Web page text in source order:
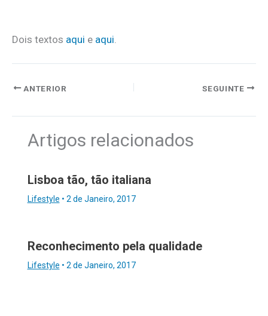
Dois textos aqui e aqui.
ANTERIOR SEGUINTE
Artigos relacionados
Lisboa tão, tão italiana
Lifestyle • 2 de Janeiro, 2017
Reconhecimento pela qualidade
Lifestyle • 2 de Janeiro, 2017